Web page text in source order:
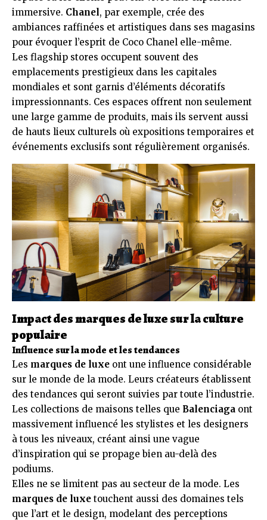
immersive. Chanel, par exemple, crée des
ambiances raffinées et artistiques dans ses magasins
pour évoquer l’esprit de Coco Chanel elle-même.
Les flagship stores occupent souvent des
emplacements prestigieux dans les capitales
mondiales et sont garnis d’éléments décoratifs
impressionnants. Ces espaces offrent non seulement
une large gamme de produits, mais ils servent aussi
de hauts lieux culturels où expositions temporaires et
événements exclusifs sont régulièrement organisés.
Impact des marques de luxe sur la culture
populaire
Influence sur la mode et les tendances
Les marques de luxe ont une influence considérable
sur le monde de la mode. Leurs créateurs établissent
des tendances qui seront suivies par toute l’industrie.
Les collections de maisons telles que Balenciaga ont
massivement influencé les stylistes et les designers
à tous les niveaux, créant ainsi une vague
d’inspiration qui se propage bien au-delà des
podiums.
Elles ne se limitent pas au secteur de la mode. Les
marques de luxe touchent aussi des domaines tels
que l’art et le design, modelant des perceptions